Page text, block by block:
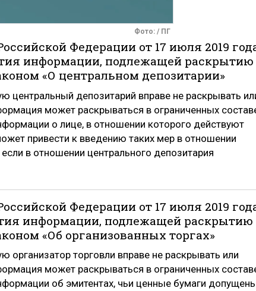
Фото: / ПГ
Федерации от 17 июля 2019
информации, подлежащей раскрытию
«О центральном депозитарии»
центральный депозитарий вправе не раскрывать
может раскрываться в ограниченных
о лице, в отношении которого действуют
привести к введению таких мер в отношении
в отношении центрального депозитария
Федерации от 17 июля 2019
информации, подлежащей раскрытию
«Об организованных торгах»
торговли вправе не раскрывать или
может раскрываться в ограниченных
об эмитентах, чьи ценные бумаги